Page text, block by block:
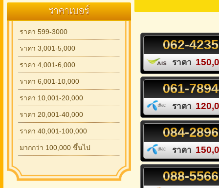
ราคาเบอร์
ราคา 599-3000
ราคา 3,001-5,000
ราคา 4,001-6,000
ราคา 6,001-10,000
ราคา 10,001-20,000
ราคา 20,001-40,000
ราคา 40,001-100,000
มากกว่า 100,000 ขึ้นไป
062-
ราคา
061-
ราคา
084-
ราคา
088-